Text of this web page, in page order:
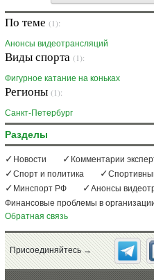
По теме (1):
Анонсы видеотрансляций
Виды спорта (1):
Фигурное катание на коньках
Регионы (1):
Санкт-Петербург
Разделы
Новости Комментарии
Спорт и политика
Минспорт РФ
Анонсы
Финансовые проблемы в
Обратная связь
Присоединяйтесь →